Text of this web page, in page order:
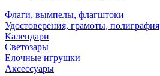
Флаги, вымпелы, флагштоки
Удостоверения, грамоты, полиграфия
Календари
Светозары
Елочные игрушки
Аксессуары